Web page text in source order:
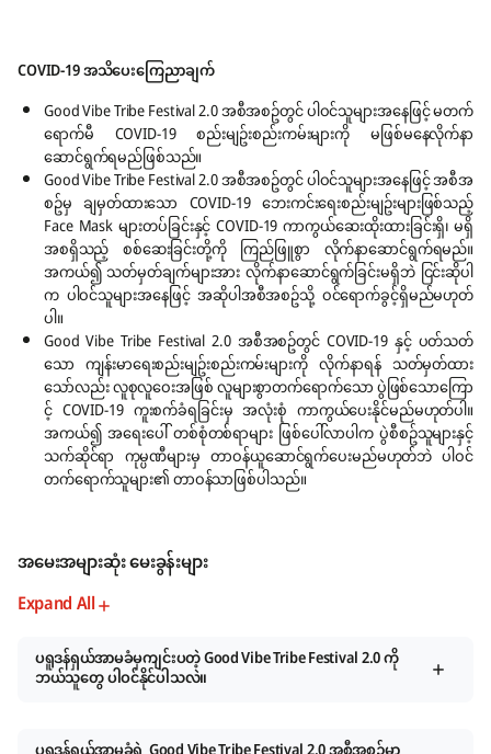
COVID-19 အသိ​ပေး​ကြေညာချက်
Good Vibe Tribe Festival 2.0 အစီအစဥ်တွင် ပါဝင်သူများအ​နေဖြင့် မတက်​
ရောက်မီ COVID-19 စည်းမျဥ်းစည်းကမ်းများကို မဖြစ်မ​နေလိုက်နာ​
ဆောင်ရွက်ရမည်ဖြစ်သည်။
Good Vibe Tribe Festival 2.0 အစီအစဥ်တွင် ပါဝင်သူများအ​နေဖြင့် အစီအ
စဥ်မှ ချမှတ်ထား​သော COVID-19 ​ဘေးကင်း​ရေးစည်းမျဥ်းများဖြစ်​သည့်
Face Mask များတပ်ခြင်းနှင့် COVID-19 ကာကွယ်​ဆေးထိုးထားခြင်းရှိ၊ မရှိ
အစရှိသည့် စစ်​ဆေးခြင်းတို့ကို ကြည်ဖြူစွာ လိုက်နာ​ဆောင်ရွက်ရမည်။
အကယ်၍ သတ်မှတ်ချက်များအား လိုက်နာ​ဆောင်ရွက်ခြင်းမရှိဘဲ ငြင်းဆိုပါ
က ပါဝင်သူများအ​နေဖြင့် အဆိုပါအစီအစဥ်သို့ ဝင်​ရောက်ခွင့်ရှိမည်မဟုတ်
ပါ။
Good Vibe Tribe Festival 2.0 အစီအစဥ်တွင် COVID-19 နှင့် ပတ်သတ်​
သော ကျန်းမာ​ရေးစည်းမျဥ်းစည်းကမ်းများကို လိုက်နာရန် သတ်မှတ်ထား​
သော်လည်း လူစုလူ​ဝေးအဖြစ် လူများစွာတက်​ရောက်​သော ပွဲဖြစ်​သော​ကြော
င့် COVID-19 ကူးစက်ခံရခြင်းမှ အလုံးစုံ ကာကွယ်​ပေးနိုင်မည်မဟုတ်ပါ။
အကယ်၍ အ​ရေး​ပေါ် တစ်စုံတစ်ရာများ ဖြစ်​ပေါ်လာပါက ပွဲစီစဥ်သူများနှင့်
သက်ဆိုင်ရာ ကုမ္ပဏီများမှ တာဝန်ယူ​​ဆောင်ရွက်​ပေးမည်မဟုတ်ဘဲ ပါဝင်
တက်​ရောက်သူများ၏ တာဝန်သာဖြစ်ပါသည်။
အမေးအများဆုံး မေးခွန်းများ
Expand All
ပရူဒန်ရှယ်အာမခံမှကျင်းပတဲ့ Good Vibe Tribe Festival 2.0 ကို
ဘယ်သူတွေ ပါဝင်နိုင်ပါသလဲ။